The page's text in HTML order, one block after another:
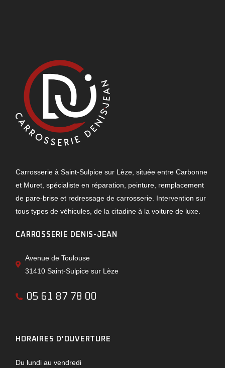
Carrosserie à Saint-Sulpice sur Lèze, située entre Carbonne
et Muret, spécialiste en réparation, peinture, remplacement
de pare-brise et redressage de carrosserie. Intervention sur
tous types de véhicules, de la citadine à la voiture de luxe.
CARROSSERIE DENIS-JEAN
Avenue de Toulouse
31410 Saint-Sulpice sur Lèze
05 61 87 78 00
HORAIRES D'OUVERTURE
Du lundi au vendredi